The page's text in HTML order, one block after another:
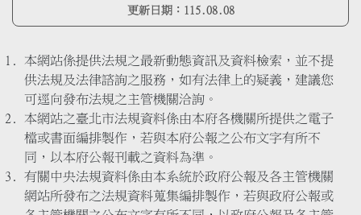
更新日期： 115.08.08
本網站係提供法規之最新動態資訊及資料檢索，並不提
供法規及法律諮詢之服務，如有法律上的疑義，建議您
可逕向發布法規之主管機關洽詢。
本網站之臺北市法規資料係由本府各機關所提供之電子
檔或書面編排製作，若與本府公報之公布文字有所不
同，以本府公報刊載之資料為準。
有關中央法規資料係由本系統於政府公報及各主管機關
網站所發布之法規資料蒐集編排製作，若與政府公報或